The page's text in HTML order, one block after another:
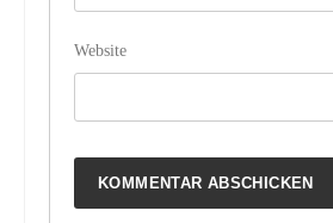
Website